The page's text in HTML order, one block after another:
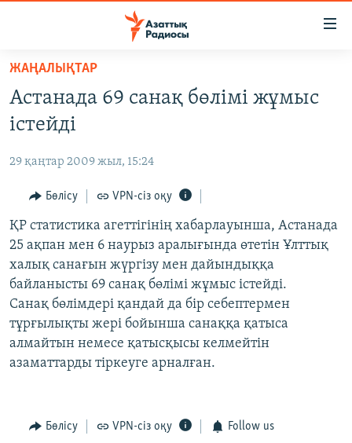
Skip
main
content
to
Navigation
Skip
to
Search
ҚАҢТАР ОҚИҒАСЫ
АДАМ ҚҰҚЫҚТАРЫ
ӘЛЕУМЕТ
ӘЛЕМ
АРНАЙЫ ЖОБАЛАР
Русский
ЖАЗЫЛЫҢЫЗ
ЖАҢАЛЫҚТАР
Астанада 69 санақ бөлімі жұмыс
істейді
29 қаңтар 2009 жыл, 15:24
Бөлісу VPN-сіз оқу
ҚР статистика агеттігінің хабарлауынша, Астанада
25 ақпан мен 6 наурыз аралығында өтетін Ұлттық
халық санағын жүргізу мен дайындыққа
байланысты 69 санақ бөлімі жұмыс істейді.
Санақ бөлімдері қандай да бір себептермен
тұрғылықты жері бойынша санаққа қатыса
алмайтын немесе қатысқысы келмейтін
азаматтарды тіркеуге арналған.
Бөлісу VPN-сіз оқу Follow us